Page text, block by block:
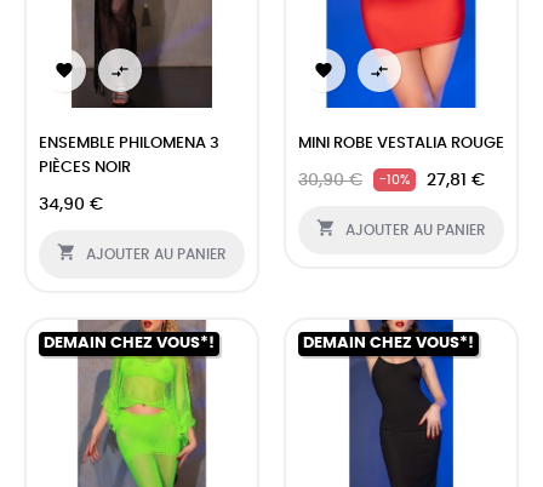
 
ENSEMBLE PHILOMENA 3
PIÈCES NOIR
34,90 €
 AJOUTER AU PANIER
 
MINI ROBE VESTALIA ROUGE
30,90 € -10% 27,81 €
 AJOUTER AU PANIER
DEMAIN CHEZ VOUS*! DEMAIN CHEZ VOUS*!